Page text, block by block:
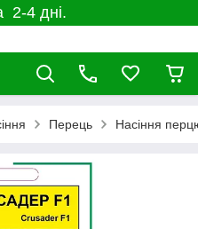
2-4 дні.
Перець Насіння